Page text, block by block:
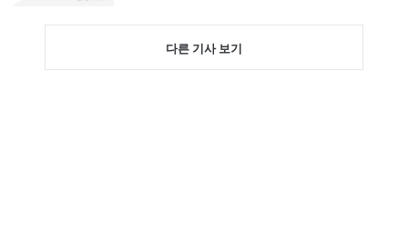
다른 기사 보기